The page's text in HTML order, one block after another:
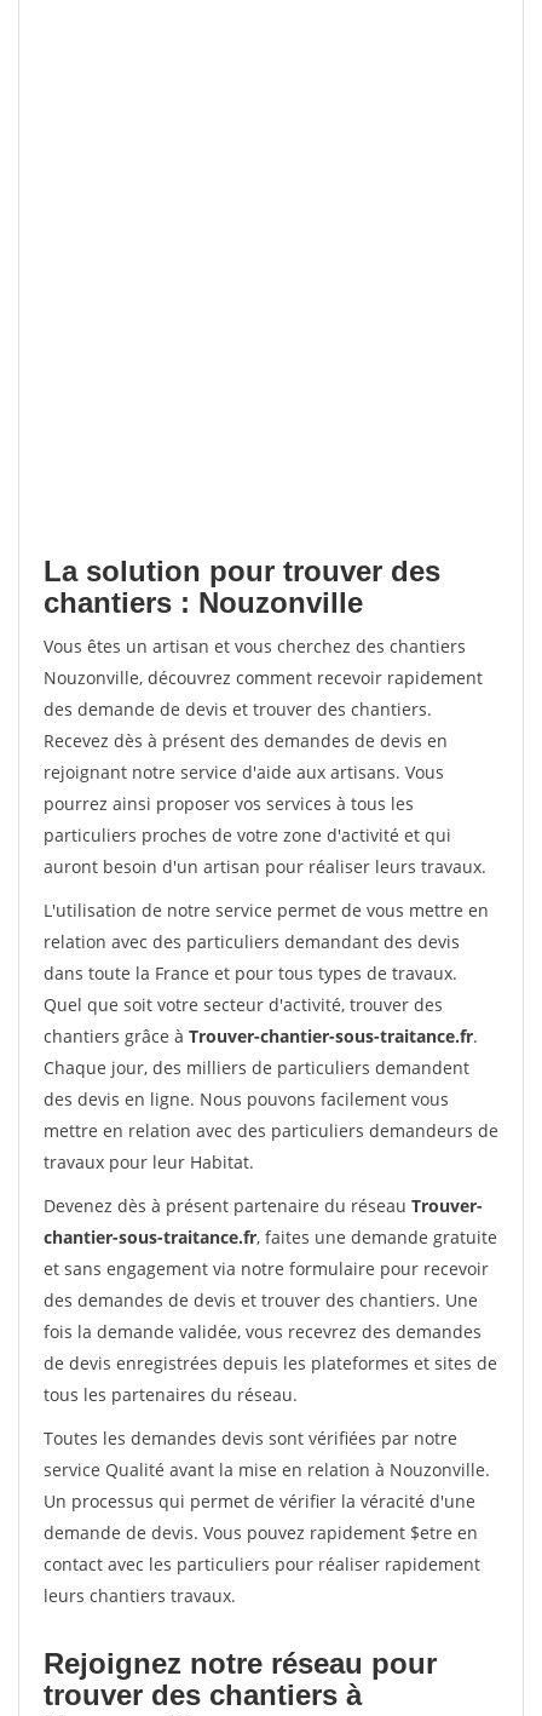
La solution pour trouver des
chantiers : Nouzonville
Vous êtes un artisan et vous cherchez des chantiers
Nouzonville, découvrez comment recevoir rapidement
des demande de devis et trouver des chantiers.
Recevez dès à présent des demandes de devis en
rejoignant notre service d'aide aux artisans. Vous
pourrez ainsi proposer vos services à tous les
particuliers proches de votre zone d'activité et qui
auront besoin d'un artisan pour réaliser leurs travaux.
L'utilisation de notre service permet de vous mettre en
relation avec des particuliers demandant des devis
dans toute la France et pour tous types de travaux.
Quel que soit votre secteur d'activité, trouver des
chantiers grâce à Trouver-chantier-sous-traitance.fr.
Chaque jour, des milliers de particuliers demandent
des devis en ligne. Nous pouvons facilement vous
mettre en relation avec des particuliers demandeurs de
travaux pour leur Habitat.
Devenez dès à présent partenaire du réseau Trouver-
chantier-sous-traitance.fr, faites une demande gratuite
et sans engagement via notre formulaire pour recevoir
des demandes de devis et trouver des chantiers. Une
fois la demande validée, vous recevrez des demandes
de devis enregistrées depuis les plateformes et sites de
tous les partenaires du réseau.
Toutes les demandes devis sont vérifiées par notre
service Qualité avant la mise en relation à Nouzonville.
Un processus qui permet de vérifier la véracité d'une
demande de devis. Vous pouvez rapidement $etre en
contact avec les particuliers pour réaliser rapidement
leurs chantiers travaux.
Rejoignez notre réseau pour
trouver des chantiers à